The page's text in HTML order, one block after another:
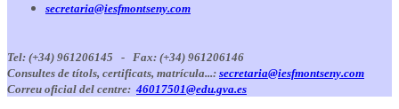
secretaria@iesfmontseny.com
Tel: (+34) 961206145 -
Fax: (+34) 961206146
Consultes de títols, certificats, matrícula...: secretaria@iesfmontseny.com
Correu oficial del centre: 46017501@edu.gva.es